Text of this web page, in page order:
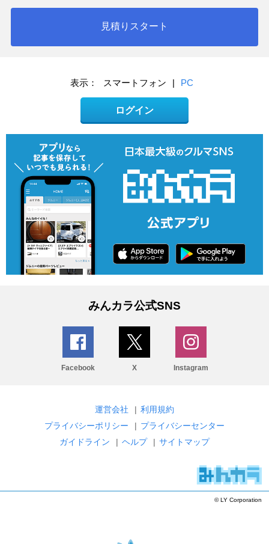
見積りスタート
表示： スマートフォン | PC
ログイン
みんカラ公式SNS
Facebook X Instagram
運営会社 | 利用規約
プライバシーポリシー
| プライバシーセンター
ガイドライン
| ヘルプ | サイトマップ
© LY Corporation